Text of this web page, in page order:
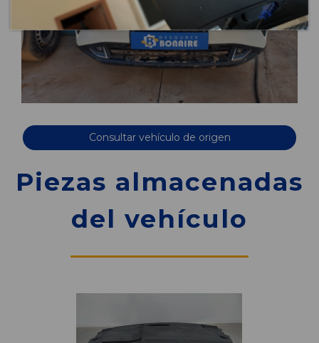
Consultar vehículo de origen
Piezas almacenadas
del vehículo